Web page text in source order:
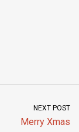
NEXT POST
Merry Xmas